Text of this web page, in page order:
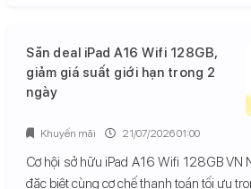
Săn deal iPad A16 Wifi 128GB,
giảm giá suất giới hạn trong 2
ngày
Cơ hội sở hữu iPad A16 Wifi 128GB VN
đặc biệt cùng cơ chế thanh toán tối ưu
Khuyến mãi 21/07/2026 01:00